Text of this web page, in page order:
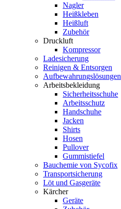
Nagler
Heißkleben
Heißluft
Zubehör
Druckluft
Kompressor
Ladesicherung
Reinigen & Entsorgen
Aufbewahrungslösungen
Arbeitsbekleidung
Sicherheitsschuhe
Arbeitsschutz
Handschuhe
Jacken
Shirts
Hosen
Pullover
Gummistiefel
Bauchemie von Sycofix
Transportsicherung
Löt und Gasgeräte
Kärcher
Geräte